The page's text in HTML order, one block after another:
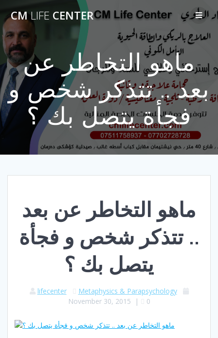
CMLIFE CENTER
ماهو التخاطر عن
بعد .. تتذكر شخص و
فجأة يتصل بك ؟
ماهو التخاطر عن بعد
.. تتذكر شخص و فجأة
يتصل بك ؟
lifecenter
Metaphysics & Parapsychology
November 30, 2015 | 0